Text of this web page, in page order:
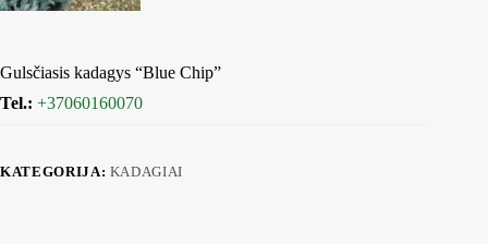
Gulsčiasis kadagys “Blue Chip”
Tel.: +37060160070
KATEGORIJA: KADAGIAI